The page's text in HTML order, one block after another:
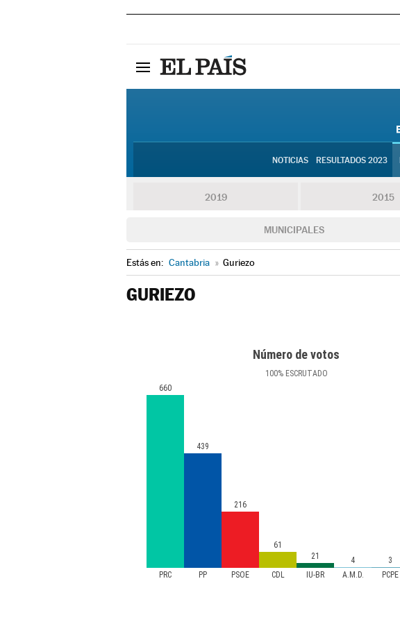
NOTICIAS RESULTADOS 2023
2019 2015
MUNICIPALES
Estás en: Cantabria » Guriezo
GURIEZO
Número de votos
100%ESCRUTADO
PRC PP PSOE CDL IU-BR A.M.D. PCPE
660
439
216
61
21
4 3